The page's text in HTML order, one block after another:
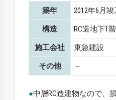
築年 2012年6月竣
構造 RC造地下1
施工会社 東急建設
その他 －
●中層RC造建物なので、